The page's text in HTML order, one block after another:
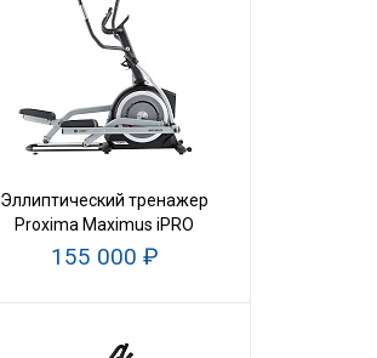
Эллиптический тренажер
Proxima Maximus iPRO
155 000 ₽